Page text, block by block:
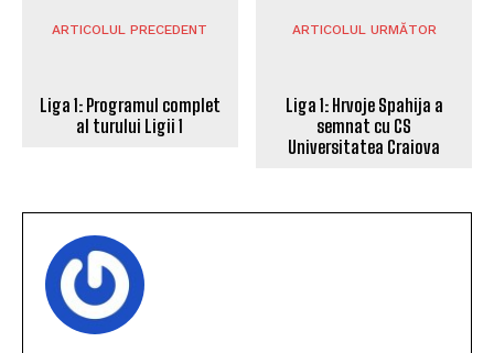
ARTICOLUL PRECEDENT
Liga 1: Programul complet
ARTICOLUL URMĂTOR
Liga 1: Hrvoje Spahija a